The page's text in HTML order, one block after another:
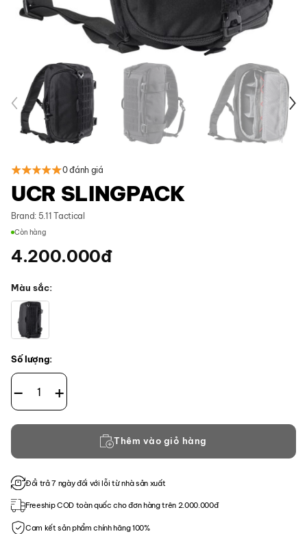
0 đánh giá
UCR SLINGPACK
Brand: 5.11 Tactical
Còn hàng
4.200.000đ
Màu sắc
Số lượng:
UCR SLINGPACK số lượng
Thêm vào giỏ hàng
Đổi trả 7 ngày đối với lỗi từ nhà sản xuất
Freeship COD toàn quốc cho đơn hàng trên 2.000.000đ
Cam kết sản phẩm chính hãng 100%